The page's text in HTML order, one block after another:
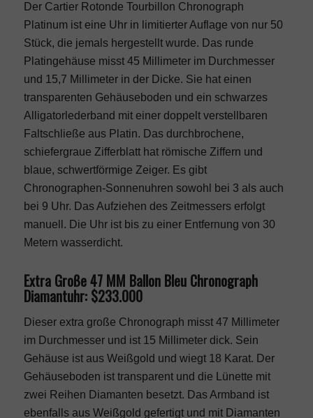
Der Cartier Rotonde Tourbillon Chronograph
Platinum ist eine Uhr in limitierter Auflage von nur 50
Stück, die jemals hergestellt wurde. Das runde
Platingehäuse misst 45 Millimeter im Durchmesser
und 15,7 Millimeter in der Dicke. Sie hat einen
transparenten Gehäuseboden und ein schwarzes
Alligatorlederband mit einer doppelt verstellbaren
Faltschließe aus Platin. Das durchbrochene,
schiefergraue Zifferblatt hat römische Ziffern und
blaue, schwertförmige Zeiger. Es gibt
Chronographen-Sonnenuhren sowohl bei 3 als auch
bei 9 Uhr. Das Aufziehen des Zeitmessers erfolgt
manuell. Die Uhr ist bis zu einer Entfernung von 30
Metern wasserdicht.
Extra Große 47 MM Ballon Bleu Chronograph
Diamantuhr: $233.000
Dieser extra große Chronograph misst 47 Millimeter
im Durchmesser und ist 15 Millimeter dick. Sein
Gehäuse ist aus Weißgold und wiegt 18 Karat. Der
Gehäuseboden ist transparent und die Lünette mit
zwei Reihen Diamanten besetzt. Das Armband ist
ebenfalls aus Weißgold gefertigt und mit Diamanten